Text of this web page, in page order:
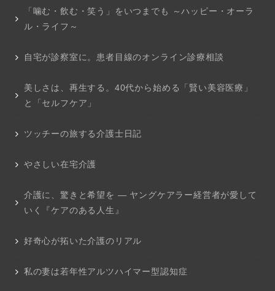
「噛む・飲む・笑う」をいつまでも ～ハッピー・オーラ
ル・ライフ～
自宅が診察室に。患者目線のオンライン診療相談
美しさは、再生する。40代から始める「賢い美容医療」
と「セルフケア」
ツッチーの旅する介護士日記
やさしい在宅介護
介護に、驚きと希望を ― ヤングケアラー経営者が愛して
いく『ケアのある人生』
好奇心が拓いた介護のリアル
私の妻は若年性アルツハイマー型認知症